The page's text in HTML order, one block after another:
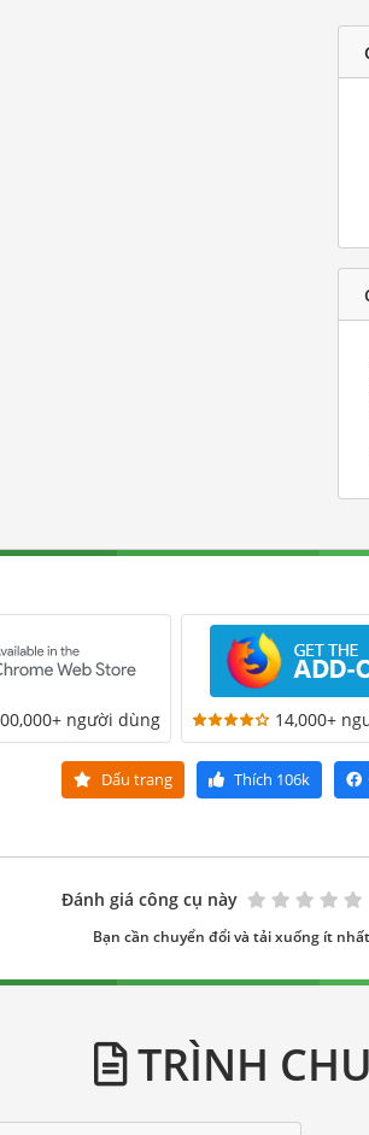
người dùng 14,000+
Dấu trang Thích 106k
Đánh giá công cụ này
Bạn cần chuyển đổi và tải xuống ít
TRÌNH